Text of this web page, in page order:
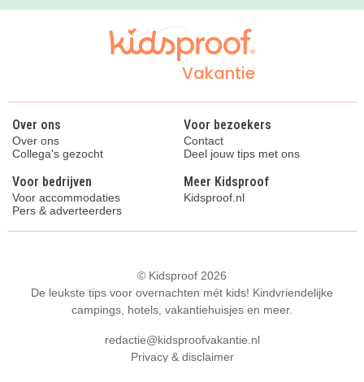
Vakantie
Over ons
Over ons
Collega's gezocht
Voor bezoekers
Contact
Deel jouw tips met ons
Voor bedrijven
Voor accommodaties
Pers & adverteerders
Meer Kidsproof
Kidsproof.nl
© Kidsproof 2026
De leukste tips voor overnachten mét kids! Kindvriendelijke
campings, hotels, vakantiehuisjes en meer.
redactie@kidsproofvakantie.nl
Privacy & disclaimer